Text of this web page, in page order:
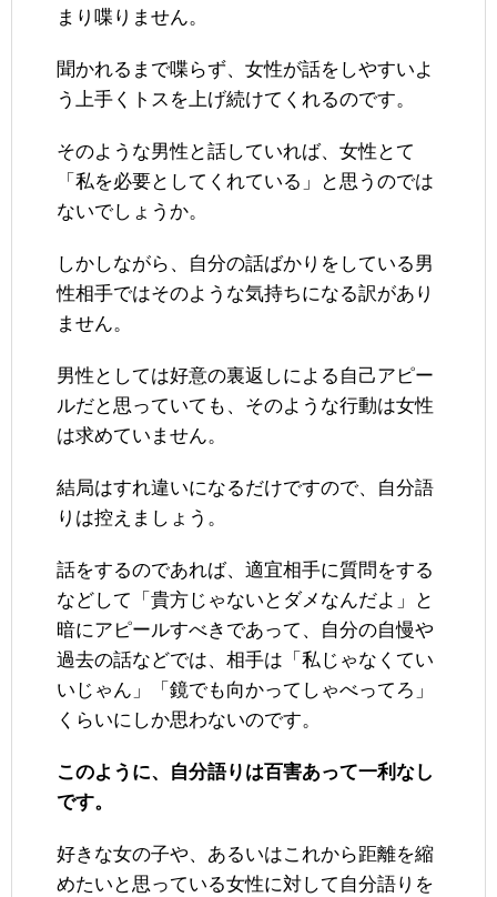
まり喋りません。
聞かれるまで喋らず、女性が話をしやすいよ
う上手くトスを上げ続けてくれるのです。
そのような男性と話していれば、女性とて
「私を必要としてくれている」と思うのでは
ないでしょうか。
しかしながら、自分の話ばかりをしている男
性相手ではそのような気持ちになる訳があり
ません。
男性としては好意の裏返しによる自己アピー
ルだと思っていても、そのような行動は女性
は求めていません。
結局はすれ違いになるだけですので、自分語
りは控えましょう。
話をするのであれば、適宜相手に質問をする
などして「貴方じゃないとダメなんだよ」と
暗にアピールすべきであって、自分の自慢や
過去の話などでは、相手は「私じゃなくてい
いじゃん」「鏡でも向かってしゃべってろ」
くらいにしか思わないのです。
このように、自分語りは百害あって一利なし
です。
好きな女の子や、あるいはこれから距離を縮
めたいと思っている女性に対して自分語りを